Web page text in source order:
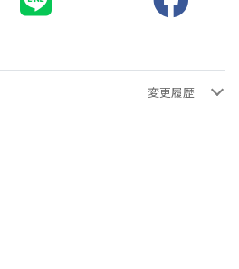
変更履歴